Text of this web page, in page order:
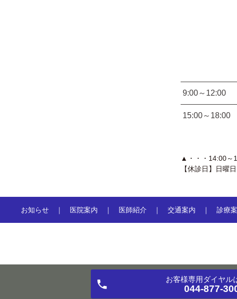
お客様専用ダイヤル
044-877-
9:00～12:00
15:00～18:00
▲・・・14:00～
【休診日】日曜
お知らせ 医院案内 医師紹介 交通案内 診療